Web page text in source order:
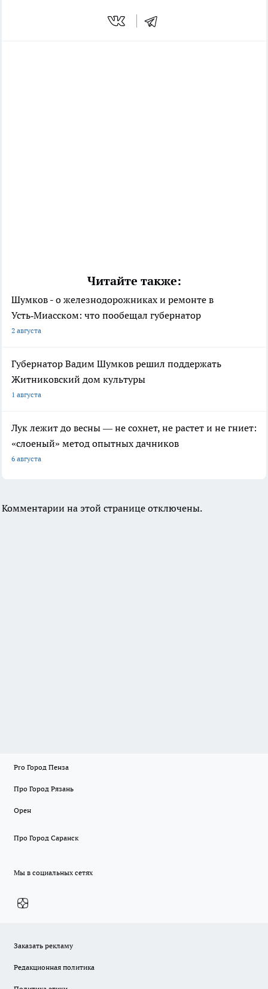
Читайте также:
Шумков - о железнодорожниках и ремонте в
Усть‑Миасском: что пообещал губернатор
2 августа
Губернатор Вадим Шумков решил поддержать
Житниковский дом культуры
1 августа
Лук лежит до весны — не сохнет, не растет и не гниет:
«слоеный» метод опытных дачников
6 августа
Комментарии на этой странице отключены.
Pro Город Пенза
Про Город Рязань
Орен
Про Город Саранск
Мы в социальных сетях
Заказать рекламу
Редакционная политика